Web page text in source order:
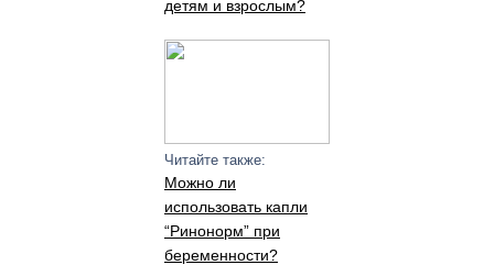
детям и взрослым?
Читайте также:
Можно ли
использовать капли
“Ринонорм” при
беременности?